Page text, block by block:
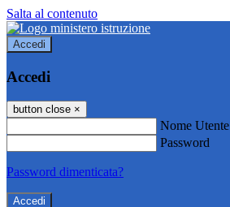
Salta al contenuto
Accedi
Accedi
button close ×
Nome Utente
Password
Password dimenticata?